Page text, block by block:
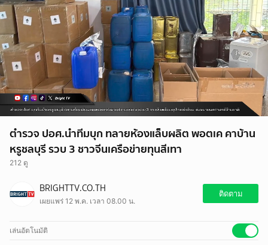
ตำรวจ ปอศ.นำทีมบุก ทลายห้องแล็บผลิต พอตเค คาบ้าน
หรูชลบุรี รวบ 3 ชาวจีนเครือข่ายทุนสีเทา
212 ดู
BRIGHTTV.CO.TH
เผยแพร่ 12 พ.ค. เวลา 08.00 น.
ติดตาม
เล่นอัตโนมัติ